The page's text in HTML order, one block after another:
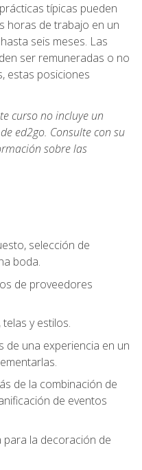
típicas pueden
horas de trabajo en un
seis meses. Las
ser remuneradas o no
estas posiciones
curso no incluye un
ed2go. Consulte con su
sobre las
selección de
boda.
de proveedores
y estilos.
de una experiencia en un
de la combinación de
de eventos
para la decoración de